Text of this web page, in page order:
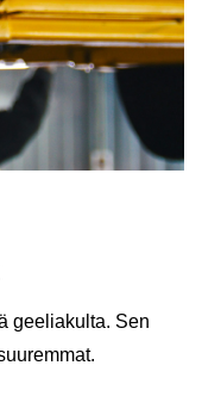
geeliakulta. Sen